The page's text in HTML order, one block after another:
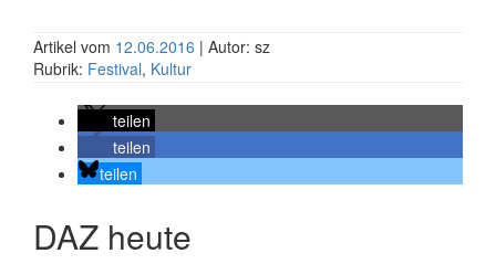
Artikel vom 12.06.2016 | Autor: sz
Rubrik: Festival, Kultur
teilen
teilen
teilen
DAZ heute